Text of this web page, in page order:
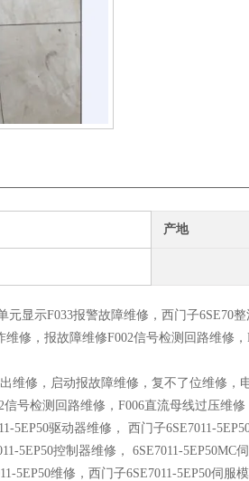
产地
元显示F033报警故障维修，西门子6SE70
修，报故障维修F002信号检测回路维修
维修，启动报故障维修，复不了位维修
号检测回路维修，F006直流母线过压维
5EP50驱动器维修， 西门子6SE7011-
5EP50控制器维修， 6SE7011-5EP50MC
5EP50维修，西门子6SE7011-5EP50伺服